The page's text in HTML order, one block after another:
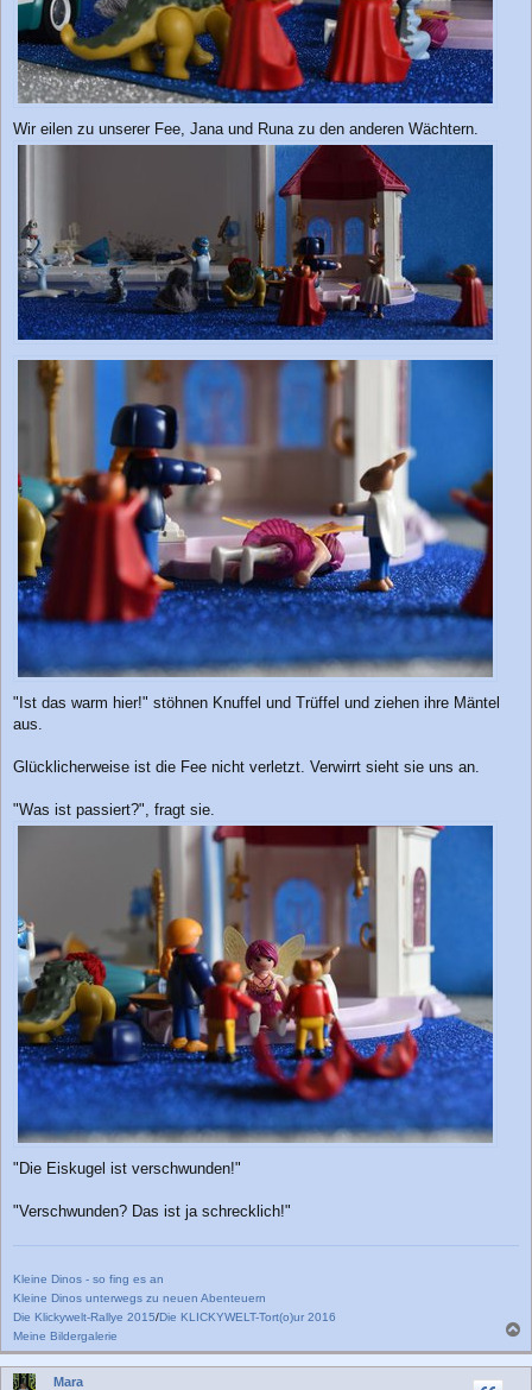
Wir eilen zu unserer Fee, Jana und Runa zu den anderen Wächtern.
"Ist das warm hier!" stöhnen Knuffel und Trüffel und ziehen ihre Mäntel
aus.
Glücklicherweise ist die Fee nicht verletzt. Verwirrt sieht sie uns an.
"Was ist passiert?", fragt sie.
"Die Eiskugel ist verschwunden!"
"Verschwunden? Das ist ja schrecklich!"
Kleine Dinos - so fing es an
Kleine Dinos unterwegs zu neuen Abenteuern
Die Klickywelt-Rallye 2015/Die KLICKYWELT-Tort(o)ur 2016
Meine Bildergalerie
a
c
Mara